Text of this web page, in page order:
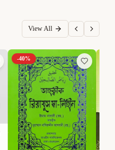
View All
-40%